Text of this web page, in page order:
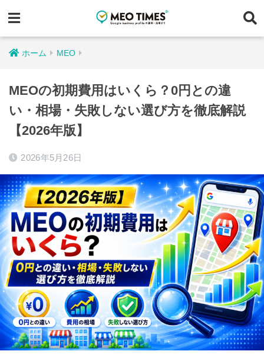
ホーム MEO
MEOの初期費用はいくら？0円との違
い・相場・失敗しない選び方を徹底解説
【2026年版】
2026年5月26日